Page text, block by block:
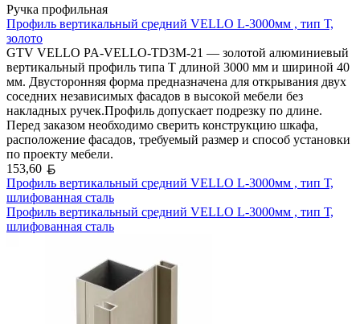
Ручка профильная
Профиль вертикальный средний VELLO L-3000мм , тип Т,
золото
GTV VELLO PA-VELLO-TD3M-21 — золотой алюминиевый
вертикальный профиль типа T длиной 3000 мм и шириной 40
мм. Двусторонняя форма предназначена для открывания двух
соседних независимых фасадов в высокой мебели без
накладных ручек.Профиль допускает подрезку по длине.
Перед заказом необходимо сверить конструкцию шкафа,
расположение фасадов, требуемый размер и способ установки
по проекту мебели.
153,60
Профиль вертикальный средний VELLO L-3000мм , тип Т,
шлифованная сталь
Профиль вертикальный средний VELLO L-3000мм , тип Т,
шлифованная сталь